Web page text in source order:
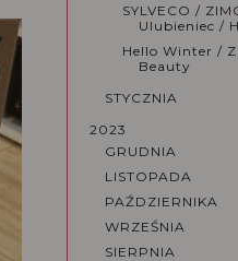
SYLVECO /
Ulubieniec /
Hello Winter /
Beauty
STYCZNIA
2023
GRUDNIA
LISTOPADA
PAŹDZIERNIKA
WRZEŚNIA
SIERPNIA